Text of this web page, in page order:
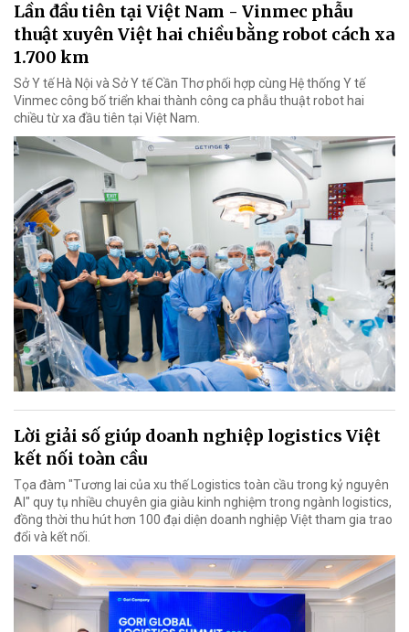
Lần đầu tiên tại Việt Nam - Vinmec phẫu
thuật xuyên Việt hai chiều bằng robot cách xa
1.700 km
Sở Y tế Hà Nội và Sở Y tế Cần Thơ phối hợp cùng Hệ thống Y tế
Vinmec công bố triển khai thành công ca phẫu thuật robot hai
chiều từ xa đầu tiên tại Việt Nam.
Lời giải số giúp doanh nghiệp logistics Việt
kết nối toàn cầu
Tọa đàm "Tương lai của xu thế Logistics toàn cầu trong kỷ nguyên
AI" quy tụ nhiều chuyên gia giàu kinh nghiệm trong ngành logistics,
đồng thời thu hút hơn 100 đại diện doanh nghiệp Việt tham gia trao
đổi và kết nối.